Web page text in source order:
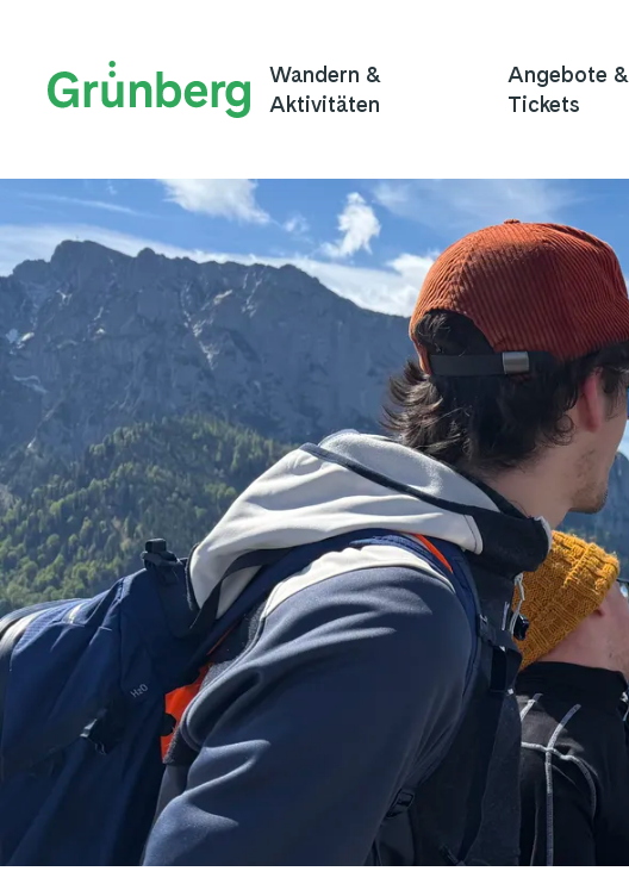
Wandern &
Aktivitäten
Angebote &
Tickets